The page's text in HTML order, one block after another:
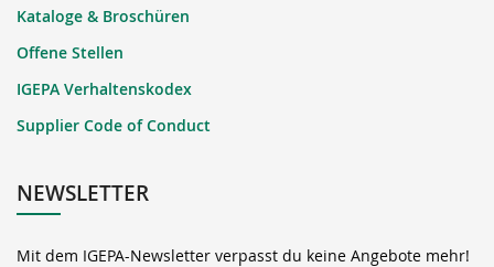
Kataloge & Broschüren
Offene Stellen
IGEPA Verhaltenskodex
Supplier Code of Conduct
NEWSLETTER
Mit dem IGEPA-Newsletter verpasst du keine Angebote mehr!